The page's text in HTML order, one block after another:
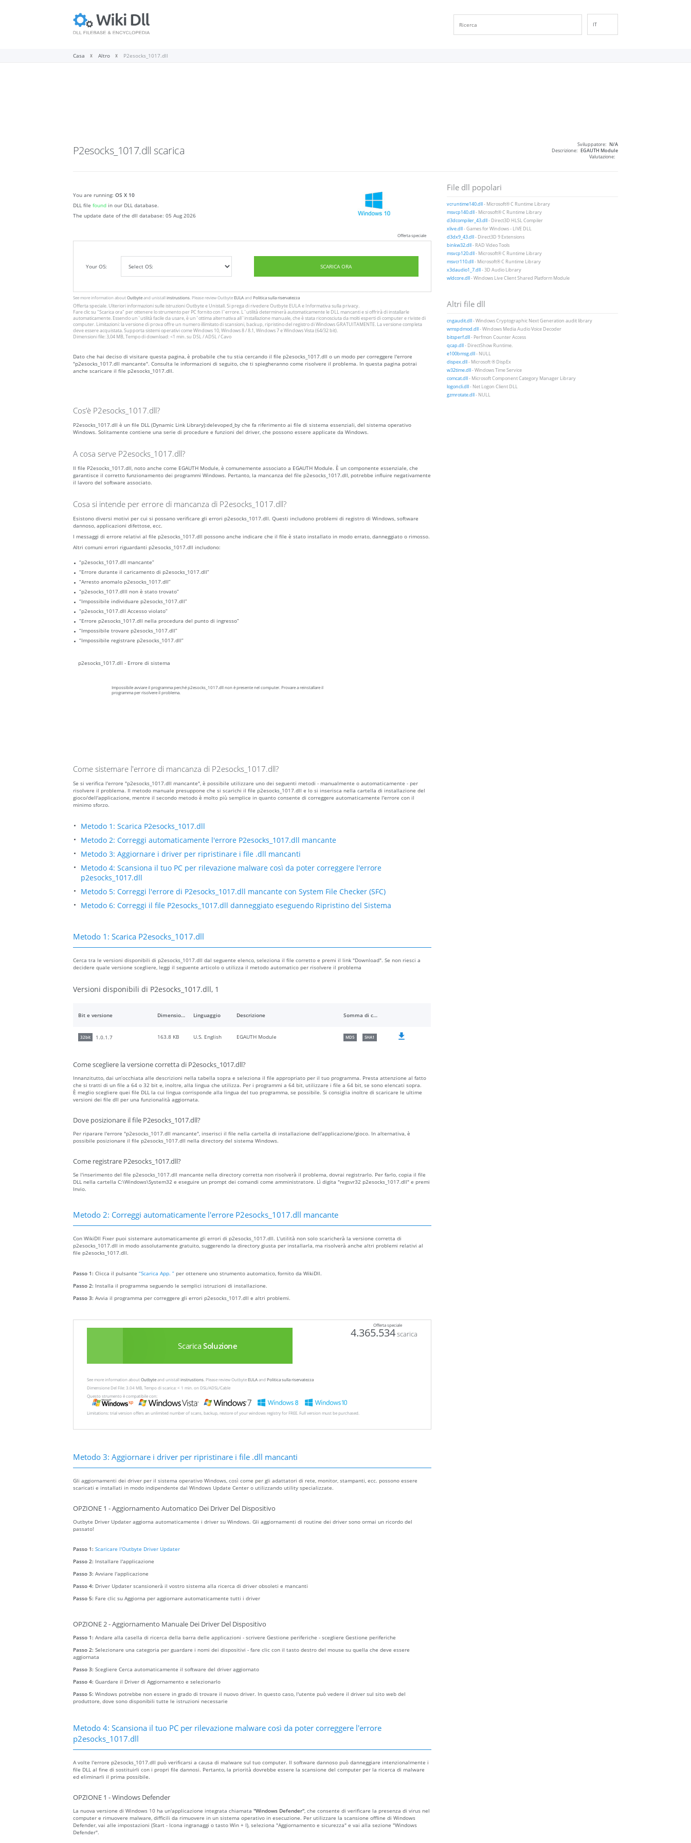
IT
NN
Casa Altro P2esocks_1017.dll
P2esocks_1017.dll scarica Sviluppatore: N/A
Descrizione: EGAUTH Module
Valutazione:
You are running: OS X 10
DLL file found in our DLL database.
The update date of the dll database: 05 Aug 2026
Offerta speciale
Your OS: SCARICA ORA
See more information about Outbyteand unistallinstrustions . Please review OutbyteEULAandPolitica sulla riservatezza
Offerta speciale. Ulteriori informazioni sulle istruzioniOutbytee Unistall. Si prega di rivedere Outbyte EULAe Informativa sulla privacy.
Fare clic su "Scarica ora" per ottenere lo strumento per PC fornito con l`errore. L`utilità determinerà automaticamente le DLL mancanti e si offrirà di installarle
automaticamente. Essendo un`utilità facile da usare, è un`ottima alternativa all`installazione manuale, che è stata riconosciuta da molti esperti di computer e riviste di
computer. Limitazioni: la versione di prova offre un numero illimitato di scansioni, backup, ripristino del registro di Windows GRATUITAMENTE. La versione completa
deve essere acquistata. Supporta sistemi operativi come Windows 10, Windows 8 / 8.1, Windows 7 e Windows Vista (64/32 bit).
Dimensioni file: 3,04 MB, Tempo di download: <1 min. su DSL / ADSL / Cavo
Dato che hai deciso di visitare questa pagina, è probabile che tu stia cercando il file p2esocks_1017.dll o un modo per correggere l'errore
"p2esocks_1017.dll mancante". Consulta le informazioni di seguito, che ti spiegheranno come risolvere il problema. In questa pagina potrai
anche scaricare il file p2esocks_1017.dll.
Cos’è P2esocks_1017.dll?
P2esocks_1017.dll è un file DLL (Dynamic Link Library):delevoped_by che fa riferimento ai file di sistema essenziali, del sistema operativo
Windows. Solitamente contiene una serie di procedure e funzioni del driver, che possono essere applicate da Windows.
A cosa serve P2esocks_1017.dll?
Il file P2esocks_1017.dll, noto anche come EGAUTH Module, è comunemente associato a EGAUTH Module. È un componente essenziale, che
garantisce il corretto funzionamento dei programmi Windows. Pertanto, la mancanza del file p2esocks_1017.dll, potrebbe influire negativamente
il lavoro del software associato.
Cosa si intende per errore di mancanza di P2esocks_1017.dll?
Esistono diversi motivi per cui si possano verificare gli errori p2esocks_1017.dll. Questi includono problemi di registro di Windows, software
dannoso, applicazioni difettose, ecc.
I messaggi di errore relativi al file p2esocks_1017.dll possono anche indicare che il file è stato installato in modo errato, danneggiato o rimosso.
Altri comuni errori riguardanti p2esocks_1017.dll includono:
“p2esocks_1017.dll mancante”
“Errore durante il caricamento di p2esocks_1017.dll”
“Arresto anomalo p2esocks_1017.dll”
“p2esocks_1017.dlll non è stato trovato”
“Impossibile individuare p2esocks_1017.dll”
“p2esocks_1017.dll Accesso violato”
“Errore p2esocks_1017.dll nella procedura del punto di ingresso”
“Impossibile trovare p2esocks_1017.dll”
“Impossibile registrare p2esocks_1017.dll”
p2esocks_1017.dll - Errore di sistema
Impossibile avviare il programma perché p2esocks_1017.dll non è presente nel computer. Provare a reinstallare il
programma per risolvere il problema.
Come sistemare l'errore di mancanza di P2esocks_1017.dll?
Se si verifica l'errore "p2esocks_1017.dll mancante", è possibile utilizzare uno dei seguenti metodi - manualmente o automaticamente - per
risolvere il problema. Il metodo manuale presuppone che si scarichi il file p2esocks_1017.dll e lo si inserisca nella cartella di installazione del
gioco/dell'applicazione, mentre il secondo metodo è molto più semplice in quanto consente di correggere automaticamente l'errore con il
minimo sforzo.
Metodo 1: Scarica P2esocks_1017.dll
Metodo 2: Correggi automaticamente l'errore P2esocks_1017.dll mancante
Metodo 3: Aggiornare i driver per ripristinare i file .dll mancanti
Metodo 4: Scansiona il tuo PC per rilevazione malware così da poter correggere l'errore
p2esocks_1017.dll
Metodo 5: Correggi l'errore di P2esocks_1017.dll mancante con System File Checker (SFC)
Metodo 6: Correggi il file P2esocks_1017.dll danneggiato eseguendo Ripristino del Sistema
Metodo 1: Scarica P2esocks_1017.dll
Cerca tra le versioni disponibili di p2esocks_1017.dll dal seguente elenco, seleziona il file corretto e premi il link "Download". Se non riesci a
decidere quale versione scegliere, leggi il seguente articolo o utilizza il metodo automatico per risolvere il problema
Versioni disponibili di P2esocks_1017.dll, 1
Bit e versione Dimensione del file Linguaggio Descrizione Somma di controllo
32bit 1.0.1.7 163.8 KB U.S. English EGAUTH Module MD5 SHA1
Come scegliere la versione corretta di P2esocks_1017.dll?
Innanzitutto, dai un’occhiata alle descrizioni nella tabella sopra e seleziona il file appropriato per il tuo programma. Presta attenzione al fatto
che si tratti di un file a 64 o 32 bit e, inoltre, alla lingua che utilizza. Per i programmi a 64 bit, utilizzare i file a 64 bit, se sono elencati sopra.
È meglio scegliere quei file DLL la cui lingua corrisponde alla lingua del tuo programma, se possibile. Si consiglia inoltre di scaricare le ultime
versioni dei file dll per una funzionalità aggiornata.
Dove posizionare il file P2esocks_1017.dll?
Per riparare l'errore "p2esocks_1017.dll mancante", inserisci il file nella cartella di installazione dell'applicazione/gioco. In alternativa, è
possibile posizionare il file p2esocks_1017.dll nella directory del sistema Windows.
Come registrare P2esocks_1017.dll?
Se l'inserimento del file p2esocks_1017.dll mancante nella directory corretta non risolverà il problema, dovrai registrarlo. Per farlo, copia il file
DLL nella cartella C:\Windows\System32 e eseguire un prompt dei comandi come amministratore. Lì digita "regsvr32 p2esocks_1017.dll" e premi
Invio.
Metodo 2: Correggi automaticamente l'errore P2esocks_1017.dll mancante
Con WikiDll Fixer puoi sistemare automaticamente gli errori di p2esocks_1017.dll. L'utilità non solo scaricherà la versione corretta di
p2esocks_1017.dll in modo assolutamente gratuito, suggerendo la directory giusta per installarla, ma risolverà anche altri problemi relativi al
file p2esocks_1017.dll.
Passo 1: Clicca il pulsante “Scarica App. ” per ottenere uno strumento automatico, fornito da WikiDll.
Passo 2: Installa il programma seguendo le semplici istruzioni di installazione.
Passo 3: Avvia il programma per correggere gli errori p2esocks_1017.dll e altri problemi.
Offerta speciale
ScaricaSoluzione
4.365.534scarica
See more information about Outbyteand unistallinstrustions . Please review OutbyteEULAandPolitica sulla riservatezza
Dimensione Del File: 3.04 MB, Tempo di scarica: < 1 min. on DSL/ADSL/Cable
Questo strumento è compatibile con:
Limitations: trial version offers an unlimited number of scans, backup, restore of your windows registry for FREE. Full version must be purchased.
Metodo 3: Aggiornare i driver per ripristinare i file .dll mancanti
Gli aggiornamenti dei driver per il sistema operativo Windows, così come per gli adattatori di rete, monitor, stampanti, ecc. possono essere
scaricati e installati in modo indipendente dal Windows Update Center o utilizzando utility specializzate.
OPZIONE 1 - Aggiornamento Automatico Dei Driver Del Dispositivo
Outbyte Driver Updater aggiorna automaticamente i driver su Windows. Gli aggiornamenti di routine dei driver sono ormai un ricordo del
passato!
Passo 1: Scaricare l'Outbyte Driver Updater
Passo 2: Installare l'applicazione
Passo 3: Avviare l'applicazione
Passo 4: Driver Updater scansionerà il vostro sistema alla ricerca di driver obsoleti e mancanti
Passo 5: Fare clic su Aggiorna per aggiornare automaticamente tutti i driver
OPZIONE 2 - Aggiornamento Manuale Dei Driver Del Dispositivo
Passo 1: Andare alla casella di ricerca della barra delle applicazioni - scrivere Gestione periferiche - scegliere Gestione periferiche
Passo 2: Selezionare una categoria per guardare i nomi dei dispositivi - fare clic con il tasto destro del mouse su quella che deve essere
aggiornata
Passo 3: Scegliere Cerca automaticamente il software del driver aggiornato
Passo 4: Guardare il Driver di Aggiornamento e selezionarlo
Passo 5: Windows potrebbe non essere in grado di trovare il nuovo driver. In questo caso, l'utente può vedere il driver sul sito web del
produttore, dove sono disponibili tutte le istruzioni necessarie
Metodo 4: Scansiona il tuo PC per rilevazione malware così da poter correggere l'errore
p2esocks_1017.dll
A volte l'errore p2esocks_1017.dll può verificarsi a causa di malware sul tuo computer. Il software dannoso può danneggiare intenzionalmente i
file DLL al fine di sostituirli con i propri file dannosi. Pertanto, la priorità dovrebbe essere la scansione del computer per la ricerca di malware
ed eliminarli il prima possibile.
OPZIONE 1 - Windows Defender
La nuova versione di Windows 10 ha un'applicazione integrata chiamata "Windows Defender", che consente di verificare la presenza di virus nel
computer e rimuovere malware, difficili da rimuovere in un sistema operativo in esecuzione. Per utilizzare la scansione offline di Windows
Defender, vai alle impostazioni (Start - Icona ingranaggi o tasto Win + I), seleziona "Aggiornamento e sicurezza" e vai alla sezione "Windows
Defender".
File dll popolari
vcruntime140.dll- Microsoft® C Runtime Library
msvcp140.dll- Microsoft® C Runtime Library
d3dcompiler_43.dll- Direct3D HLSL Compiler
xlive.dll- Games for Windows - LIVE DLL
d3dx9_43.dll- Direct3D 9 Extensions
binkw32.dll- RAD Video Tools
msvcp120.dll- Microsoft® C Runtime Library
msvcr110.dll- Microsoft® C Runtime Library
x3daudio1_7.dll- 3D Audio Library
wldcore.dll- Windows Live Client Shared Platform Module
Altri file dll
cngaudit.dll- Windows Cryptographic Next Generation audit library
wmspdmod.dll- Windows Media Audio Voice Decoder
bitsperf.dll- Perfmon Counter Access
qcap.dll- DirectShow Runtime.
e100bmsg.dll- NULL
dispex.dll- Microsoft ® DispEx
w32time.dll- Windows Time Service
comcat.dll- Microsoft Component Category Manager Library
logoncli.dll- Net Logon Client DLL
gzmrotate.dll- NULL